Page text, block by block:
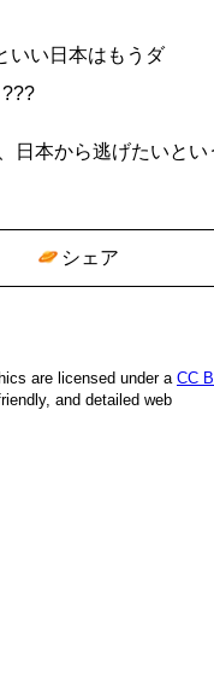
いい日本はもうダ
日本から逃げたいとい
シェア
are licensed under a CC
and detailed web